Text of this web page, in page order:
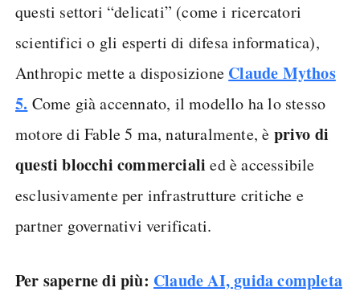
questi settori “delicati” (come i ricercatori
scientifici o gli esperti di difesa informatica),
Anthropic mette a disposizione Claude Mythos
5. Come già accennato, il modello ha lo stesso
motore di Fable 5 ma, naturalmente, è privo di
questi blocchi commerciali ed è accessibile
esclusivamente per infrastrutture critiche e
partner governativi verificati.
Per saperne di più: Claude AI, guida completa